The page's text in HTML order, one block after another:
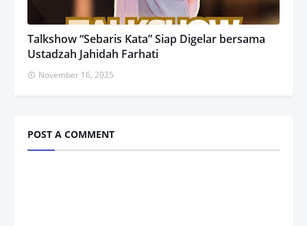
Talkshow “Sebaris Kata” Siap Digelar bersama
Ustadzah Jahidah Farhati
November 16, 2025
POST A COMMENT